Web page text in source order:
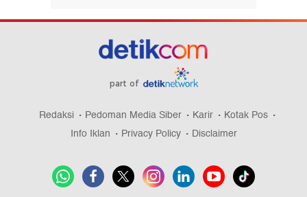
part of
Redaksi Pedoman Media Siber Karir
Kotak Pos
Info Iklan
Privacy Policy Disclaimer